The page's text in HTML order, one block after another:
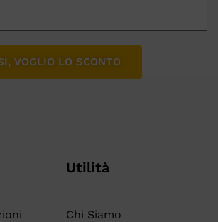
VOGLIO LO SCONTO
Utilità
Chi Siamo